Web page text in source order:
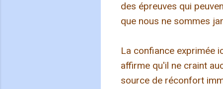
des épreuves qui
que nous ne sommes
La confiance exprimée
affirme qu'il ne craint
source de réconfort